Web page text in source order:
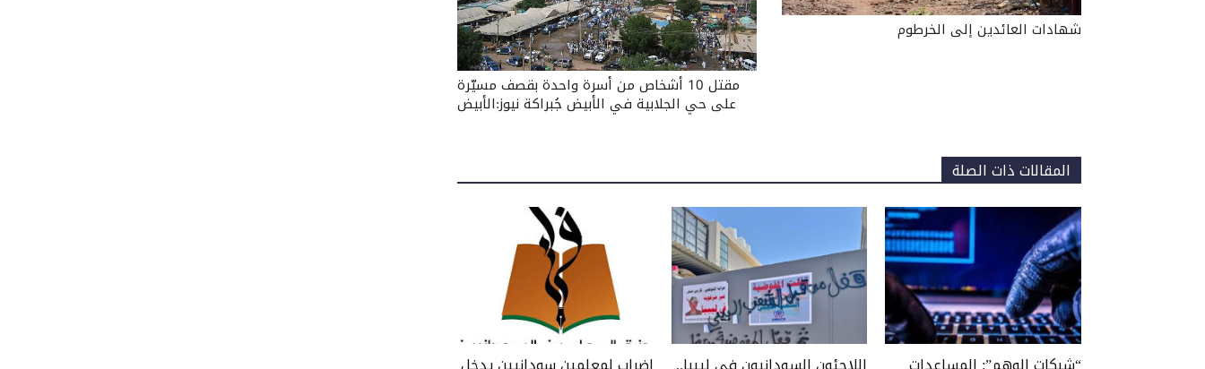
شهادات العائدين إلى الخرطوم
مقتل 10 أشخاص من أسرة واحدة بقصف مسيّرة
على حي الجلابية في الأبيض جُبراكة نيوز:الأبيض
المقالات ذات الصلة